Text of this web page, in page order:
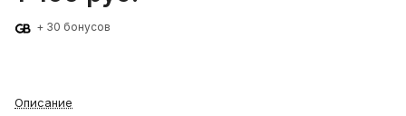
+ 30 бонусов
Описание